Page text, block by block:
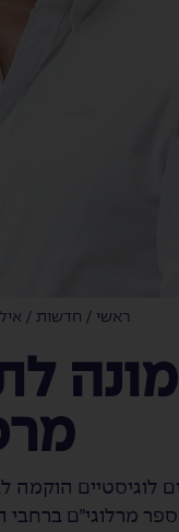
ראשי / חדשות /
מרלוגי״ם ברחבי